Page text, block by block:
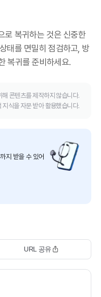
로 복귀하는 것은 신중한
태를 면밀히 점검하고, 방
복귀를 준비하세요.
콘텐츠를 제작하지 않습니다.
식을 자문 받아 활용했습니다.
지 받을 수 있어
URL 공유